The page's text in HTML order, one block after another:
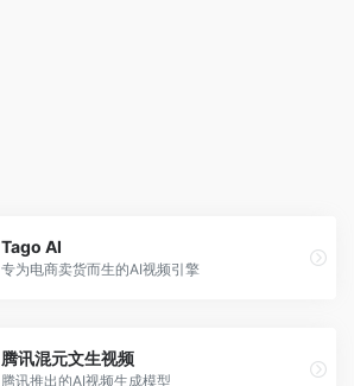
Tago AI
专为电商卖货而生的AI视频引擎
腾讯混元文生视频
腾讯推出的AI视频生成模型